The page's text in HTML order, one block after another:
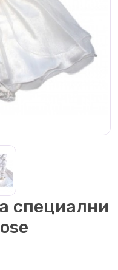
специални